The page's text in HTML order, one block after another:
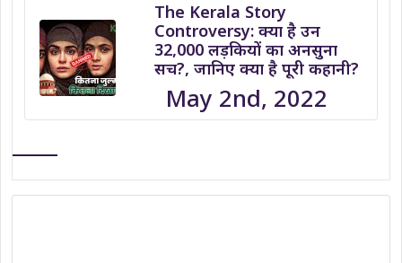
The Kerala Story
Controversy: क्या है उन
32,000 लड़कियों का अनसुना
सच?, जानिए क्या है पूरी कहानी?
May 2nd, 2022